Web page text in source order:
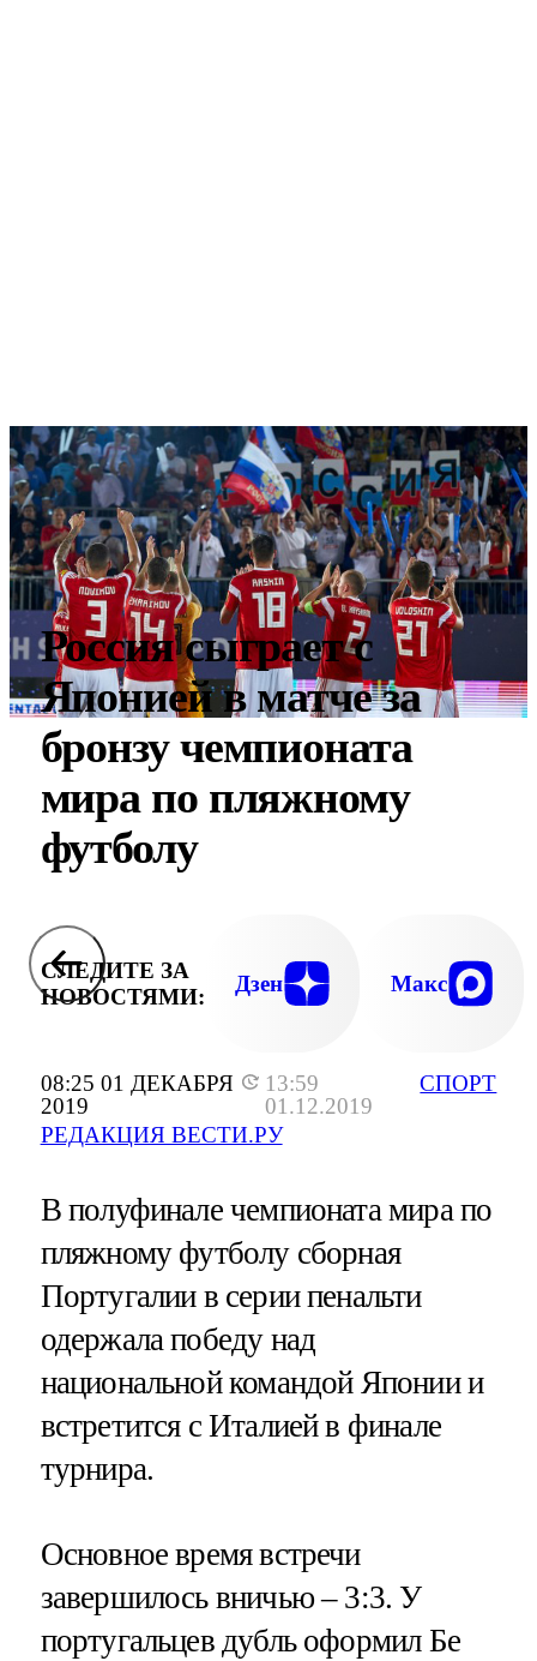
08:25 01 ДЕКАБРЯ
2019
13:59
01.12.2019
РЕДАКЦИЯ ВЕСТИ.РУ
СПОРТ
Россия сыграет с
Японией в матче за
бронзу чемпионата
мира по пляжному
футболу
СЛЕДИТЕ ЗА
НОВОСТЯМИ:
Дзен Макс
В полуфинале чемпионата мира по
пляжному футболу сборная
Португалии в серии пенальти
одержала победу над
национальной командой Японии и
встретится с Италией в финале
турнира.
Основное время встречи
завершилось вничью – 3:3. У
португальцев дубль оформил Бе